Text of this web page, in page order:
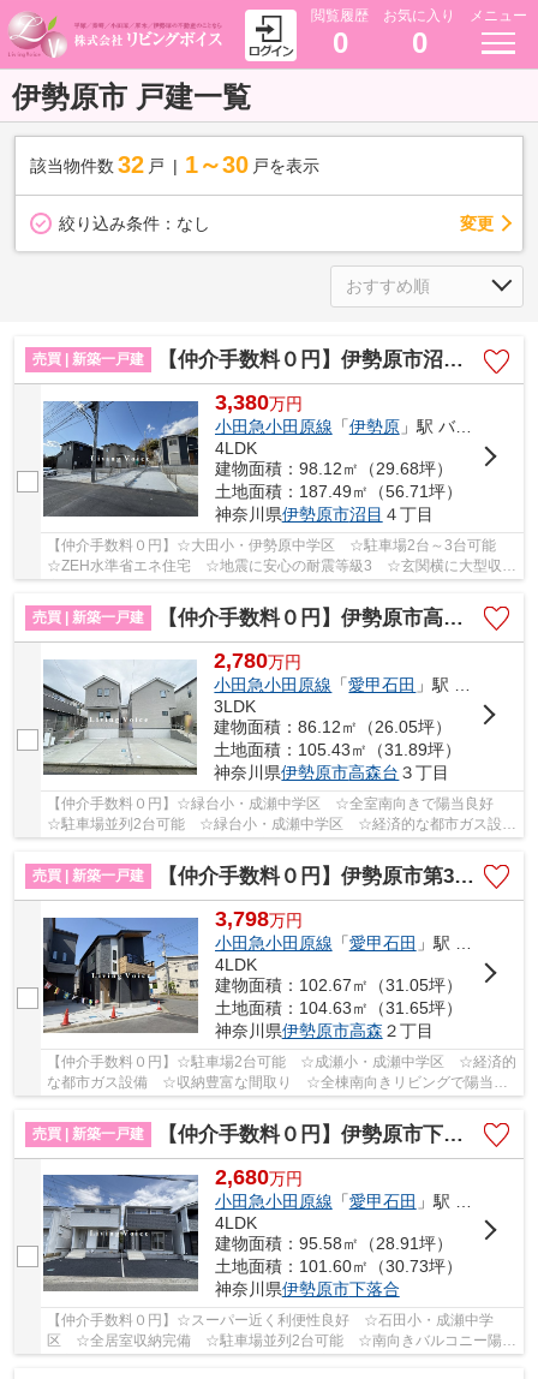
閲覧履歴
0
お気に入り
0
メニュー
伊勢原市 戸建一覧
該当物件数 32 戸 1～30 戸を表示
絞り込み条件： なし 変更
売買 | 新築一戸建 【仲介手数料０円】伊勢原市沼目4丁目 新築一戸建て 全5棟
3,380万円
小田急小田原線 「伊勢原」駅 バス14分 「沼目」 停歩3分
4LDK
建物面積：98.12㎡（29.68坪）
土地面積：187.49㎡（56.71坪）
神奈川県伊勢原市沼目 ４丁目
【仲介手数料０円】☆大田小・伊勢原中学区 ☆駐車場2台～3台可能
☆ZEH水準省エネ住宅 ☆地震に安心の耐震等級3 ☆玄関横に大型収納
売買 | 新築一戸建
【仲介手数料０円】伊勢原市高森台3丁目第1期 新築一戸建て 全2棟
2,780万円
小田急小田原線 「愛甲石田 」駅 バス8分 「大上（厚木市）」 停歩2分
3LDK
建物面積：86.12㎡（26.05坪）
土地面積：105.43㎡（31.89坪）
神奈川県伊勢原市高森台 ３丁目
【仲介手数料０円】☆緑台小・成瀬中学区 ☆全室南向きで陽当良好
☆駐車場並列2台可能 ☆緑台小・成瀬中学区 ☆経済的な都市ガス設
売買 | 新築一戸建
【仲介手数料０円】伊勢原市第3高森 新築一戸建て 3号棟 全3棟
3,798万円
小田急小田原線 「愛甲石田 」駅 バス9分 「高森（神奈川県）」 停歩6分
4LDK
建物面積：102.67㎡（31.05坪）
土地面積：104.63㎡（31.65坪）
神奈川県伊勢原市高森 ２丁目
【仲介手数料０円】☆駐車場2台可能 ☆成瀬小・成瀬中学区 ☆経済的
な都市ガス設備 ☆収納豊富な間取り ☆全棟南向きリビングで陽当良
売買 | 新築一戸建
【仲介手数料０円】伊勢原市下落合第12 新築一戸建て 全2棟
2,680万円
小田急小田原線 「愛甲石田 」駅 バス11分 「下落合（神奈川県）」 停歩3分
4LDK
建物面積：95.58㎡（28.91坪）
土地面積：101.60㎡（30.73坪）
神奈川県伊勢原市下落合
【仲介手数料０円】☆スーパー近く利便性良好 ☆石田小・成瀬中学
区 ☆全居室収納完備 ☆駐車場並列2台可能 ☆南向きバルコニー陽当